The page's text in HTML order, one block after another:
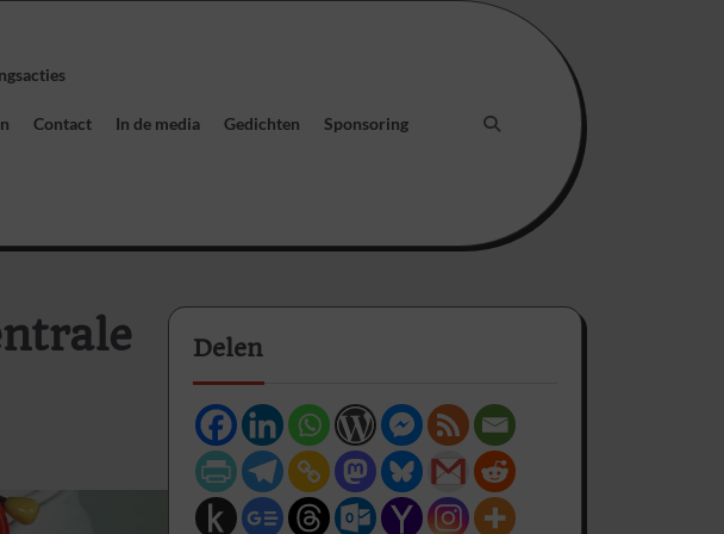
Contact In de media Gedichten Sponsoring
Delen